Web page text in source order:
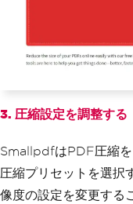
3. 圧縮設定を調整する
SmallpdfはPDF圧縮を
圧縮プリセットを選択
像度の設定を変更する